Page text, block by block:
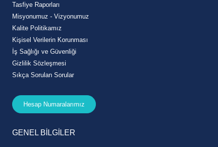
Tasfiye Raporları
Misyonumuz - Vizyonumuz
Kalite Politikamız
Kişisel Verilerin Korunması
İş Sağlığı ve Güvenliği
Gizlilik Sözleşmesi
Sıkça Sorulan Sorular
Hesap Numaralarımız
GENEL BİLGİLER